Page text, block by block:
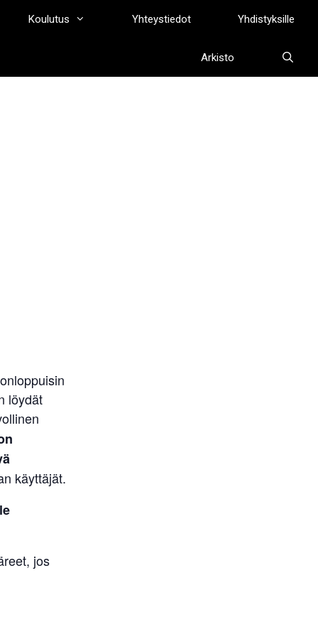
Koulutus Yhteystiedot Yhdistyksille
Arkisto
löydät
käyttäjät.
jos